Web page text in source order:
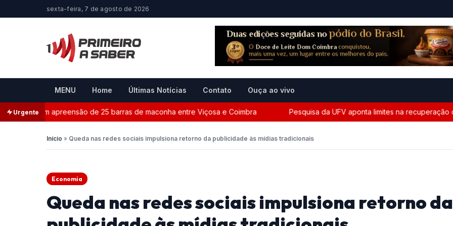
sexta-feira, 7 de agosto de 2026
MENU Home Últimas Notícias Contato Ouça ao vivo
Urgente
com apreensão de 25 barras de maconha entre Viçosa e Coimbra Pesquisa da UFV aponta limites na recuperação
Início » Queda nas redes sociais impulsiona retorno da publicidade às mídias tradicionais
Economia
Queda nas redes sociais impulsiona retorno da